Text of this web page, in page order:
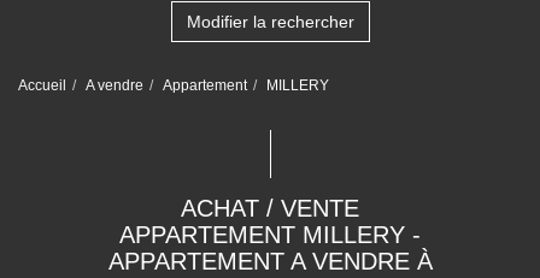
Modifier la rechercher
Accueil A vendre Appartement MILLERY
ACHAT / VENTE
APPARTEMENT MILLERY -
APPARTEMENT A VENDRE À